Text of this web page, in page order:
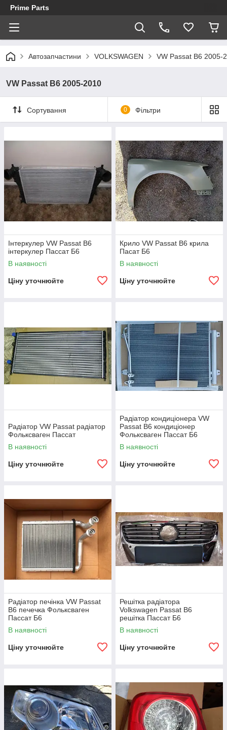
Prime Parts
Автозапчастини VOLKSWAGEN VW Passat B6 2005-
VW Passat B6 2005-2010
Сортування 0 Фільтри
Інтеркулер VW Passat B6
інтеркулер Пассат Б6
В наявності
Ціну уточнюйте
Крило VW Passat B6 крила
Пасат Б6
В наявності
Ціну уточнюйте
Радіатор VW Passat радіатор
Фольксваген Пассат
В наявності
Ціну уточнюйте
Радіатор кондиціонера VW
Passat B6 кондиціонер
Фольксваген Пассат Б6
В наявності
Ціну уточнюйте
Радіатор печінка VW Passat
B6 печечка Фольксваген
Пассат Б6
В наявності
Ціну уточнюйте
Решітка радіатора
Volkswagen Passat B6
решітка Пассат Б6
В наявності
Ціну уточнюйте